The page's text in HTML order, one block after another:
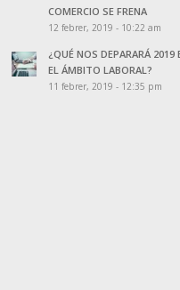
COMERCIO SE FRENA
12 febrer, 2019 - 10:22 am
¿QUÉ NOS DEPARARÁ 2019
EL ÁMBITO LABORAL?
11 febrer, 2019 - 12:35 pm